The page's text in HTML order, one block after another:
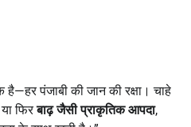
पंजाबी की जान की रक्षा। चाहे
फिरबाढ़ जैसी प्राकृतिक आपदा,